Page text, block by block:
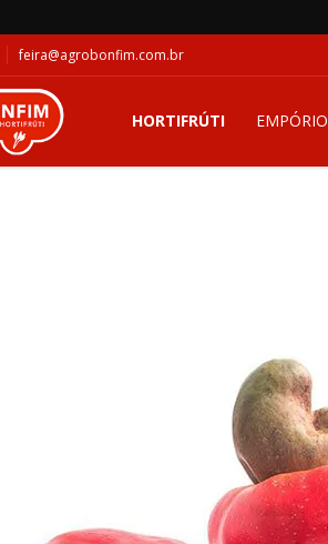
feira@agrobonfim.com.br
HORTIFRÚTI EMPÓRIO